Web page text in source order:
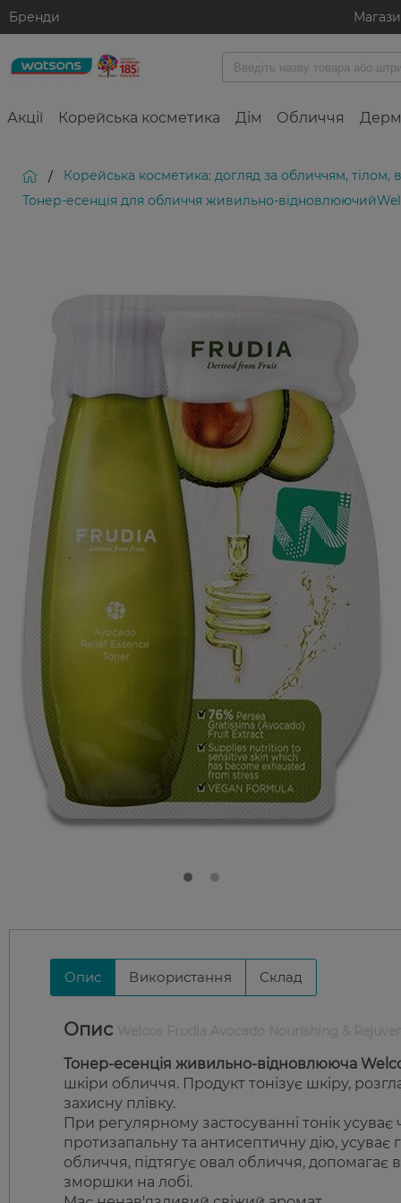
Бренди
Акції Корейська косметика Дім Обличчя
/ Корейська косметика: догляд за обличчям, тілом,
Тонер-есенція для обличчя живильно-
Опис Використання Склад
Опис
Тонер-есенція живильно-відновлююча
шкіри обличчя. Продукт тонізує шкіру,
захисну плівку.
При регулярному застосуванні тонік
протизапальну та антисептичну дію,
обличчя, підтягує овал обличчя, допомагає
зморшки на лобі.